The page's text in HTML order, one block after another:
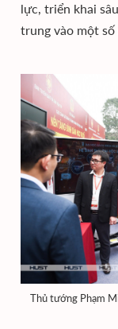
lực, triển khai
trung vào một
Thủ tướng Phạm